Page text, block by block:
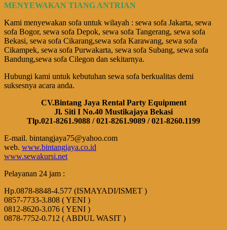
MENYEWAKAN TIANG ANTRIAN
Kami menyewakan sofa untuk wilayah : sewa sofa Jakarta, sewa
sofa Bogor, sewa sofa Depok, sewa sofa Tangerang, sewa sofa
Bekasi, sewa sofa Cikarang,sewa sofa Karawang, sewa sofa
Cikampek, sewa sofa Purwakarta, sewa sofa Subang, sewa sofa
Bandung,sewa sofa Cilegon dan sekitarnya.
Hubungi kami untuk kebutuhan sewa sofa berkualitas demi
suksesnya acara anda.
CV.Bintang Jaya Rental Party Equipment
Jl. Siti I No.40 Mustikajaya Bekasi
Tlp.021-8261.9088 / 021-8261.9089 / 021-8260.1199
E-mail. bintangjaya75@yahoo.com
web. www.bintangjaya.co.id
www.sewakursi.net
Pelayanan 24 jam :
Hp.0878-8848-4.577 (ISMAYADI/ISMET )
0857-7733-3.808 ( YENI )
0812-8620-3.076 ( YENI )
0878-7752-0.712 ( ABDUL WASIT )